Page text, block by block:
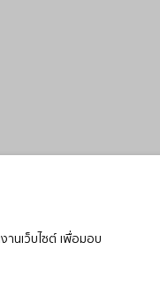
นเว็บไซต์ เพื่อมอบ